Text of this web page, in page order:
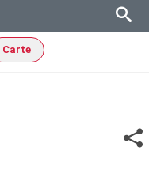
Carte